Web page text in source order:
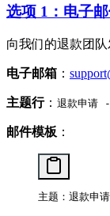
选项 1：电子邮
向我们的退款团
电子邮箱 ：
主题行： 退款申请
邮件模板 ：
主题：退款